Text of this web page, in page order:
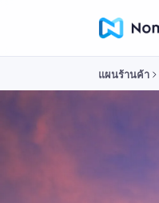
แผนร้านค้า